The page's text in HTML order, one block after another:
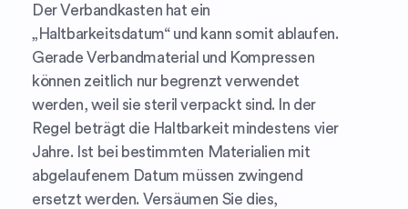
Der Verbandkasten hat ein
„Haltbarkeitsdatum“ und kann somit ablaufen.
Gerade Verbandmaterial und Kompressen
können zeitlich nur begrenzt verwendet
werden, weil sie steril verpackt sind. In der
Regel beträgt die Haltbarkeit mindestens vier
Jahre. Ist bei bestimmten Materialien mit
abgelaufenem Datum müssen zwingend
ersetzt werden. Versäumen Sie dies,